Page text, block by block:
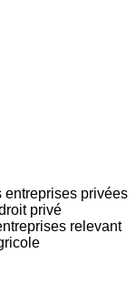
entreprises privées
privé
relevant